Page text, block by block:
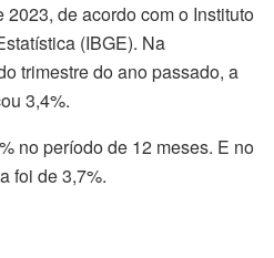
de acordo com o Instituto
(IBGE). Na
trimestre do ano passado, a
3,4%.
no período de 12 meses. E no
foi de 3,7%.